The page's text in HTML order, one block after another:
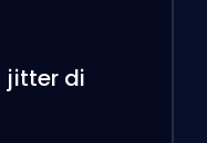
jitter di